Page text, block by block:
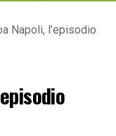
Napoli, l’episodio